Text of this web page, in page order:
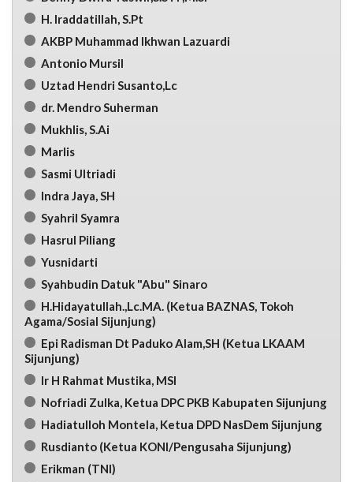
H. Iraddatillah, S.Pt
AKBP Muhammad Ikhwan Lazuardi
Antonio Mursil
Uztad Hendri Susanto,Lc
dr. Mendro Suherman
Mukhlis, S.Ai
Marlis
Sasmi Ultriadi
Indra Jaya, SH
Syahril Syamra
Hasrul Piliang
Yusnidarti
Syahbudin Datuk "Abu" Sinaro
H.Hidayatullah.,Lc.MA. (Ketua BAZNAS, Tokoh
Agama/Sosial Sijunjung)
Epi Radisman Dt Paduko Alam,SH (Ketua LKAAM
Sijunjung)
Ir H Rahmat Mustika, MSI
Nofriadi Zulka, Ketua DPC PKB Kabupaten Sijunjung
Hadiatulloh Montela, Ketua DPD NasDem Sijunjung
Rusdianto (Ketua KONI/Pengusaha Sijunjung)
Erikman (TNI)